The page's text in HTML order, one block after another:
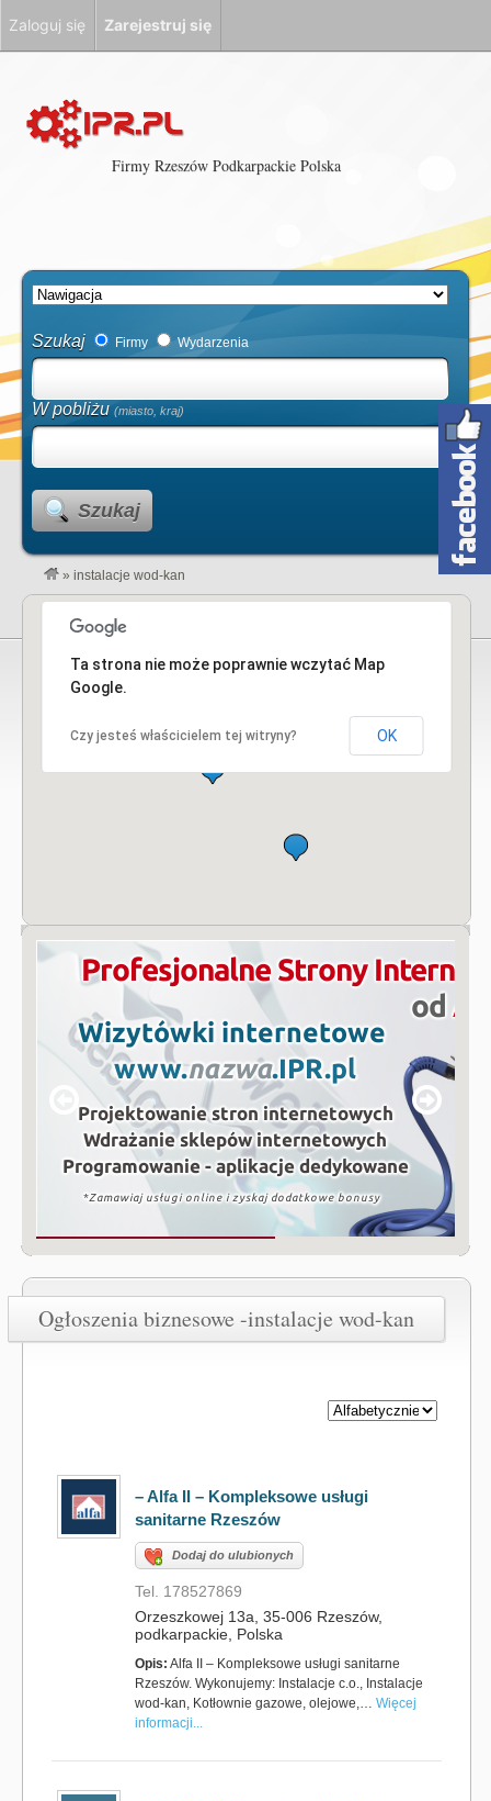
Firmy Rzeszów Podkarpackie Polska
Szukaj Firmy Wydarzenia
W pobliżu (miasto, kraj)
Szukaj
» instalacje wod-kan
Ta strona nie może poprawnie wczytać Map
Google.
Czy jesteś właścicielem tej witryny? OK
Ogłoszenia biznesowe -instalacje wod-kan
– Alfa II – Kompleksowe usługi
sanitarne Rzeszów
Dodaj do ulubionych
Tel. 178527869
Orzeszkowej 13a, 35-006 Rzeszów,
podkarpackie, Polska
Opis: Alfa II – Kompleksowe usługi sanitarne
Rzeszów. Wykonujemy: Instalacje c.o., Instalacje
wod-kan, Kotłownie gazowe, olejowe,… Więcej
informacji...
Zaloguj się Zarejestruj się